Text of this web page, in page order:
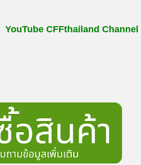
YouTube CFFthailand Channel